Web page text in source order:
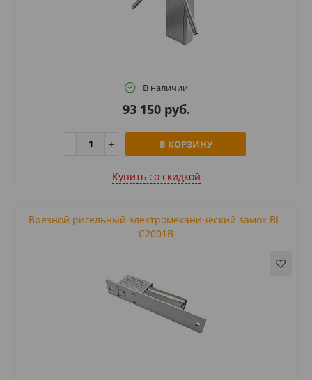
В наличии
93 150 руб.
В КОРЗИНУ
Купить cо скидкой
Врезной ригельный электромеханический замок BL-
C2001B